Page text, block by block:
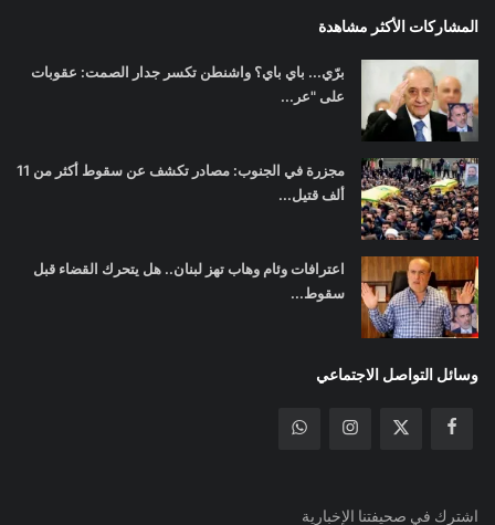
المشاركات الأكثر مشاهدة
برّي... باي باي؟ واشنطن تكسر جدار الصمت: عقوبات
على "عر...
مجزرة في الجنوب: مصادر تكشف عن سقوط أكثر من 11
ألف قتيل...
اعترافات وئام وهاب تهز لبنان.. هل يتحرك القضاء قبل
سقوط...
وسائل التواصل الاجتماعي
اشترك في صحيفتنا الإخبارية